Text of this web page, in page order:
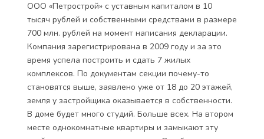
ООО «Петрострой» с уставным капиталом в 10
тысяч рублей и собственными средствами в размере
700 млн. рублей на момент написания декларации.
Компания зарегистрирована в 2009 году и за это
время успела построить и сдать 7 жилых
комплексов. По документам секции почему-то
становятся выше, заявлено уже от 18 до 20 этажей,
земля у застройщика оказывается в собственности.
В доме будет много студий. Больше всех. На втором
месте однокомнатные квартиры и замыкают эту